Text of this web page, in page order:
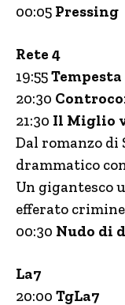
00:05 Pressing
Rete 4
19:55Tempesta
20:30
21:30 Il Miglio
Dal romanzo di
drammatico
Un gigantesco
efferato
00:30 Nudo di
La7
20:00 TgLa7